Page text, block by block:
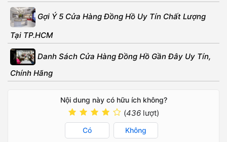
Gợi Ý 5 Cửa Hàng Đồng Hồ Uy Tín Chất Lượng
Tại TP.HCM
Danh Sách Cửa Hàng Đồng Hồ Gần Đây Uy Tín,
Chính Hãng
Nội dung này có hữu ích không?
(436 lượt)
Có Không